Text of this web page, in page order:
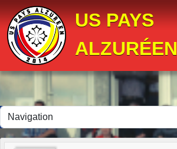
US PAYS
ALZURÉEN
Panneau de gestion des cookies